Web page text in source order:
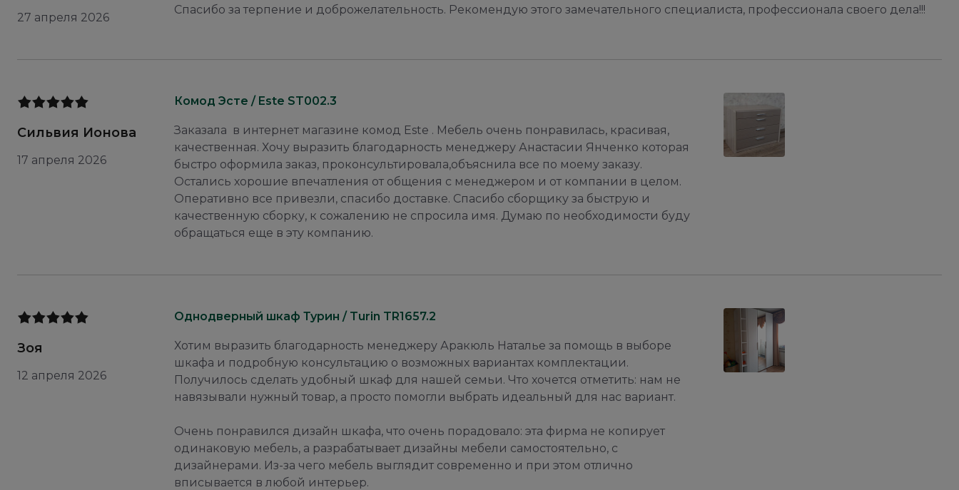
27 апреля 2026
Спасибо за терпение и доброжелательность. Рекомендую этого замечательного специалиста, профессионала своего дела!!!
Сильвия Ионова
17 апреля 2026
Комод Эсте / Este ST002.3
Заказала в интернет магазине комод Este . Мебель очень понравилась, красивая,
качественная. Хочу выразить благодарность менеджеру Анастасии Янченко которая
быстро оформила заказ, проконсультировала,объяснила все по моему заказу.
Остались хорошие впечатления от общения с менеджером и от компании в целом.
Оперативно все привезли, спасибо доставке. Спасибо сборщику за быструю и
качественную сборку, к сожалению не спросила имя. Думаю по необходимости буду
обращаться еще в эту компанию.
Зоя
12 апреля 2026
Однодверный шкаф Турин / Turin TR1657.2
Хотим выразить благодарность менеджеру Аракюль Наталье за помощь в выборе
шкафа и подробную консультацию о возможных вариантах комплектации.
Получилось сделать удобный шкаф для нашей семьи. Что хочется отметить: нам не
навязывали нужный товар, а просто помогли выбрать идеальный для нас вариант.
Очень понравился дизайн шкафа, что очень порадовало: эта фирма не копирует
одинаковую мебель, а разрабатывает дизайны мебели самостоятельно, с
дизайнерами. Из-за чего мебель выглядит современно и при этом отлично
вписывается в любой интерьер.